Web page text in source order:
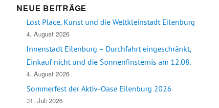
NEUE BEITRÄGE
Lost Place, Kunst und die Weltkleinstadt Eilenburg
4. August 2026
Innenstadt Eilenburg – Durchfahrt eingeschränkt,
Einkauf nicht und die Sonnenfinsternis am 12.08.
4. August 2026
Sommerfest der Aktiv-Oase Eilenburg 2026
31. Juli 2026